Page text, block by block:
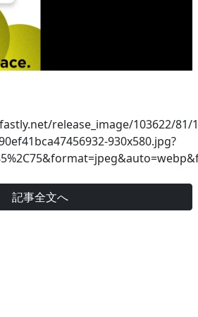
release_image/103622/81/
930x580.jpg?
記事全文へ